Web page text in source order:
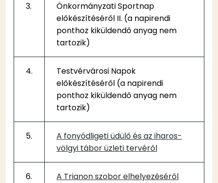
3.
Önkormányzati Sportnap
előkészítéséről II. (a napirendi
ponthoz kiküldendő anyag nem
tartozik)
4.
Testvérvárosi Napok
előkészítéséről (a napirendi
ponthoz kiküldendő anyag nem
tartozik)
5.
A fonyódligeti üdülő és az iharos-
völgyi tábor üzleti tervéről
6. A Trianon szobor elhelyezéséről